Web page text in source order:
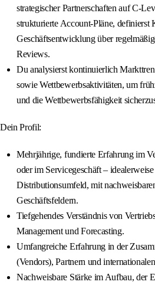
strategischer Partnerschaften auf C-
strukturierte Account-Pläne, definierst
Geschäftsentwicklung über
Reviews.
Du analysierst kontinuierlich
sowie Wettbewerbsaktivitäten, um
und die Wettbewerbsfähigkeit
Dein Profil:
Mehrjährige, fundierte Erfahrung im
oder im Servicegeschäft –
Distributionsumfeld, mit
Geschäftsfeldern.
Tiefgehendes Verständnis von
Management und Forecasting.
Umfangreiche Erfahrung in der
(Vendors), Partnern und
Nachweisbare Stärke im Aufbau, der